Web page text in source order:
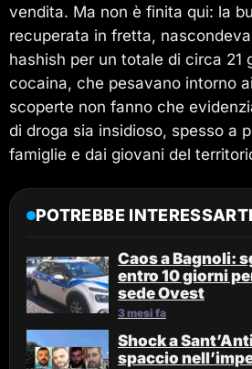
vendita. Ma non è finita qui: la
recuperata in fretta,
hashish per un totale di circa 21
cocaina, che pesavano intorno
scoperte non fanno che
di droga sia insidioso, spesso a
famiglie e dai giovani del
POTREBBE INTERESSARTI
Caos a Bagnoli:
entro 10 giorni
sede Ovest
3 mesi fa
Shock a
spaccio